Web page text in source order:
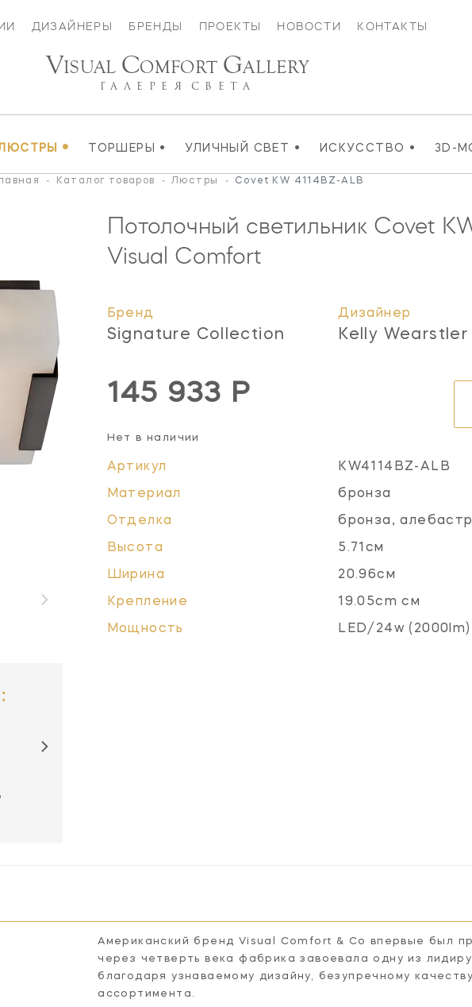
ДИЗАЙНЕРЫ БРЕНДЫ ПРОЕКТЫ НОВОСТИ КОНТАКТЫ
• ТОРШЕРЫ • УЛИЧНЫЙ СВЕТ • ИСКУССТВО • 3D-
VISUAL COMFORT GALLERY
ГАЛЕРЕЯ СВЕТА
- Каталог товаров - Люстры - Covet KW 4114BZ-ALB
Потолочный светильник Covet
Visual Comfort
Бренд
Signature Collection
Дизайнер
Kelly Wearstler
145 933 Р
Нет в наличии
Артикул KW4114BZ-ALB
Материал бронза
Отделка бронза, алебастр
Высота 5.71см
Ширина 20.96см
Крепление 19.05cm см
Мощность LED/24w (2000lm)
Американский бренд Visual Comfort & Co впервые был
через четверть века фабрика завоевала одну из
благодаря узнаваемому дизайну, безупречному
ассортимента.